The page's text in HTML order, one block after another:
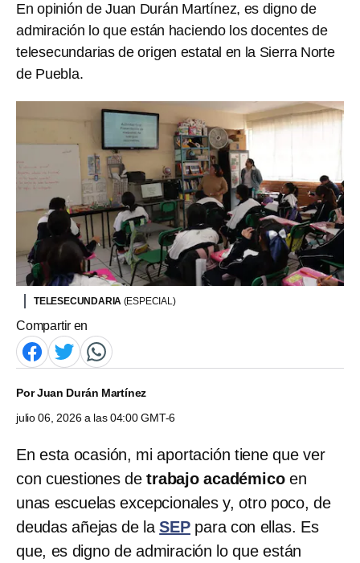
En opinión de Juan Durán Martínez, es digno de
admiración lo que están haciendo los docentes de
telesecundarias de origen estatal en la Sierra Norte
de Puebla.
TELESECUNDARIA (ESPECIAL)
Compartir en
PorJuan Durán Martínez
julio 06, 2026 a las 04:00 GMT-6
En esta ocasión, mi aportación tiene que ver
con cuestiones detrabajo académico en
unas escuelas excepcionales y, otro poco, de
deudas añejas de laSEP para con ellas. Es
que, es digno de admiración lo que están